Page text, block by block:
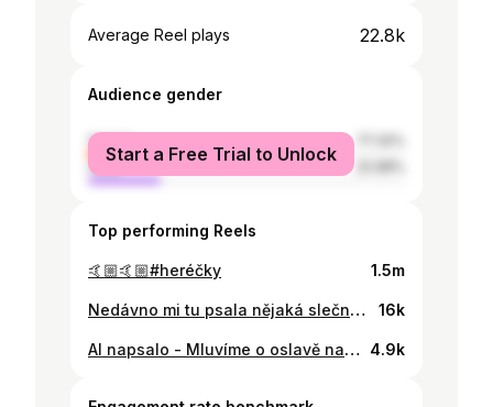
Average Reel plays 22.8k
Audience gender
female
male
Start a Free Trial to Unlock
Top performing Reels
🤙🏼🤙🏼#heréčky 1.5m
Nedávno mi tu psala nějaká slečna, že tu točím podniky jenom v centru Prahy, tak jsem jí dopřál a točím na tom největším okraji. Na pomoc s náma jela moje nejoblíbenější @evelyne_senghor_ a za pár týdnů s ní vyrážíme do Roudnice. 🫵🏻 @buf.ac se nachází na Šeberově v ulici K Hrnčířům 280 s strašně děkuji za doporučení @misatomesova ❤️ Úplně tradiční Al Pastor tu nehledejte, ale za mě jedny z nejlepších v Praze. K jídlům servírují skvělý domácí omáčky a pro milovníky Mexika mají na stole tunu dovezených omáček, které si můžete vzít k jídlu. #gastronomia #restaurace #streetfood #bistro #jídlo #jidlo #food #cesko #praha 16k
AI napsalo - Mluvíme o oslavě narozenin Dorky. Snažíme se zapálit svíčku nebo prskavku, ale máme s tím trochu problémy. Nakonec to ale zvládneme a přejeme Dorce všechno nejlepší k narozeninám. #narozeniny #svíčka #prskavka #zábava 4.9k